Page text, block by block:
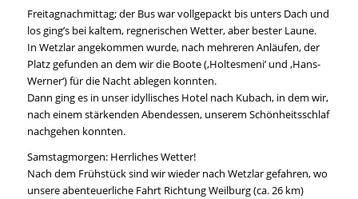
Freitagnachmittag; der Bus war vollgepackt bis unters Dach und
los ging’s bei kaltem, regnerischen Wetter, aber bester Laune.
In Wetzlar angekommen wurde, nach mehreren Anläufen, der
Platz gefunden an dem wir die Boote (‚Holtesmeni’ und ‚Hans-
Werner‘) für die Nacht ablegen konnten.
Dann ging es in unser idyllisches Hotel nach Kubach, in dem wir,
nach einem stärkenden Abendessen, unserem Schönheitsschlaf
nachgehen konnten.
Samstagmorgen: Herrliches Wetter!
Nach dem Frühstück sind wir wieder nach Wetzlar gefahren, wo
unsere abenteuerliche Fahrt Richtung Weilburg (ca. 26 km)